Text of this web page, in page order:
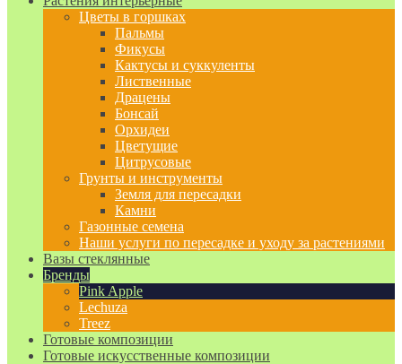
Цветы в горшках
Пальмы
Фикусы
Кактусы и суккуленты
Лиственные
Драцены
Бонсай
Орхидеи
Цветущие
Цитрусовые
Грунты и инструменты
Земля для пересадки
Камни
Газонные семена
Наши услуги по пересадке и уходу за растениями
Вазы стеклянные
Бренды
Pink Apple
Lechuza
Treez
Готовые композиции
Готовые искусственные композиции